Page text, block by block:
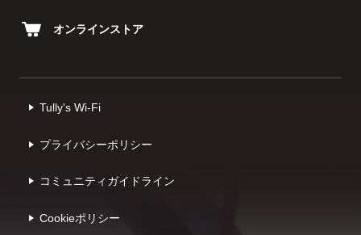
オンラインストア
Tully's Wi-Fi
プライバシーポリシー
コミュニティガイドライン
Cookieポリシー